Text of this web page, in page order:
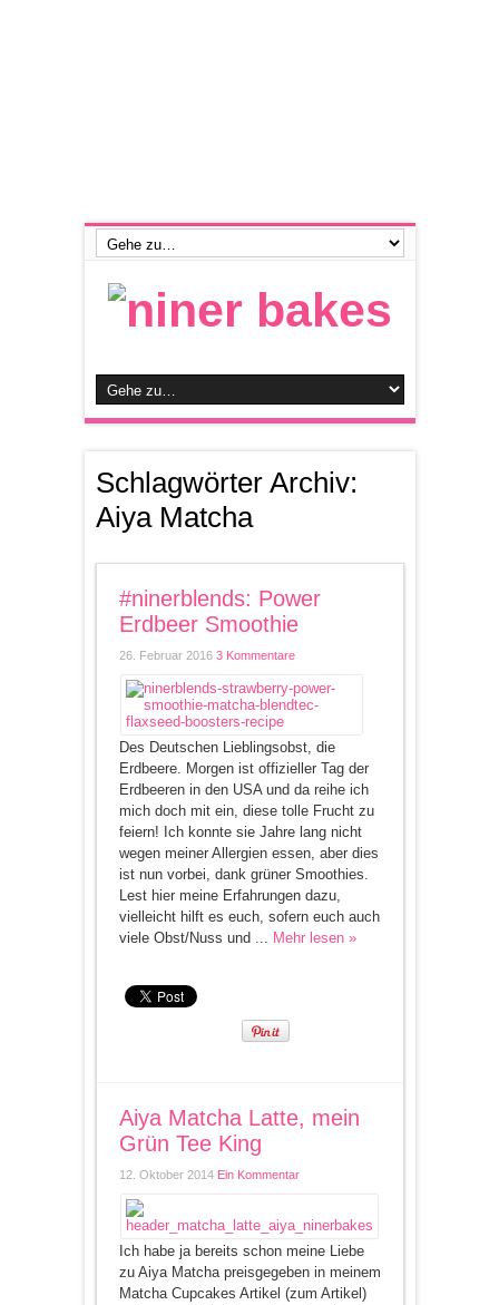
Schlagwörter Archiv:
Aiya Matcha
#ninerblends: Power
Erdbeer Smoothie
26. Februar 2016 3 Kommentare
Des Deutschen Lieblingsobst, die
Erdbeere. Morgen ist offizieller Tag der
Erdbeeren in den USA und da reihe ich
mich doch mit ein, diese tolle Frucht zu
feiern! Ich konnte sie Jahre lang nicht
wegen meiner Allergien essen, aber dies
ist nun vorbei, dank grüner Smoothies.
Lest hier meine Erfahrungen dazu,
vielleicht hilft es euch, sofern euch auch
viele Obst/Nuss und ... Mehr lesen »
Aiya Matcha Latte, mein
Grün Tee King
12. Oktober 2014 Ein Kommentar
Ich habe ja bereits schon meine Liebe
zu Aiya Matcha preisgegeben in meinem
Matcha Cupcakes Artikel (zum Artikel)